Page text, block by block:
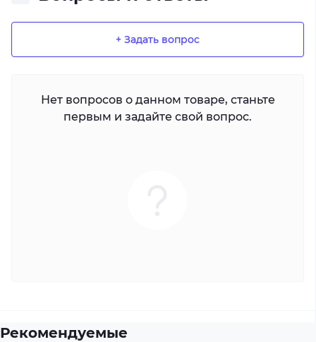
+ Задать вопрос
Нет вопросов о данном товаре, станьте
первым и задайте свой вопрос.
Рекомендуемые